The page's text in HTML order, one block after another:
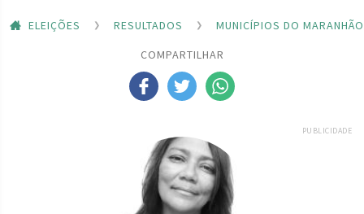
ELEIÇÕES RESULTADOS
MUNICÍPIOS DO MARANHÃO
COMPARTILHAR
PUBLICIDADE